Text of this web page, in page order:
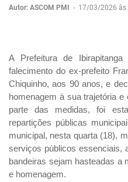
Autor: ASCOM PMI - 17/03/2026 às
A Prefeitura de
falecimento do ex-prefeito
Chiquinho, aos 90 anos, e
homenagem à sua trajetória
parte das medidas, foi
repartições públicas
municipal, nesta quarta (18),
serviços públicos essenciais,
bandeiras sejam hasteadas a
e homenagem.